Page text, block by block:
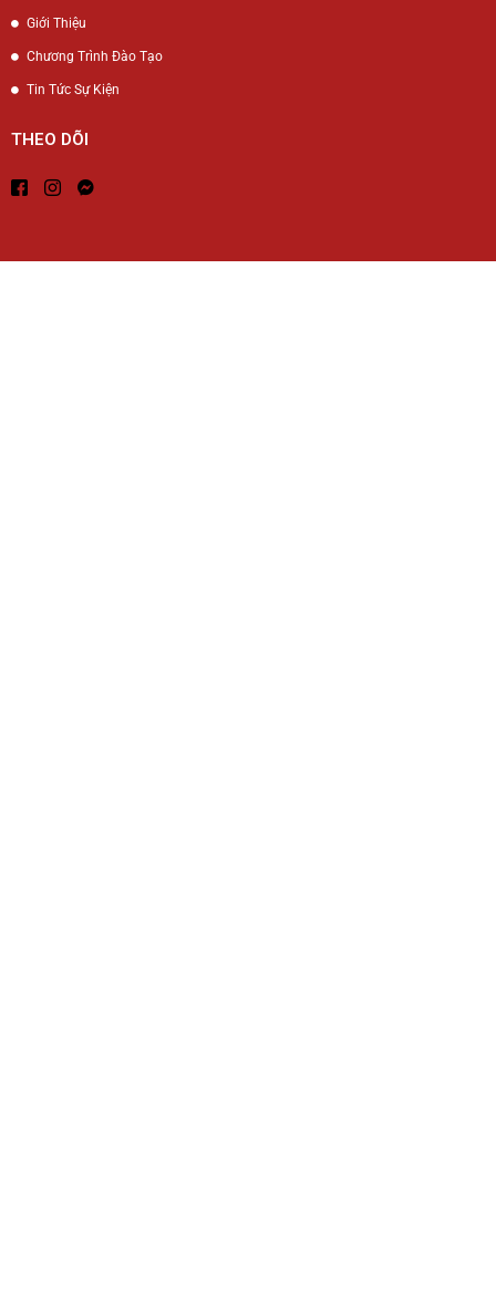
Giới Thiệu
Chương Trình Đào Tạo
Tin Tức Sự Kiện
THEO DÕI